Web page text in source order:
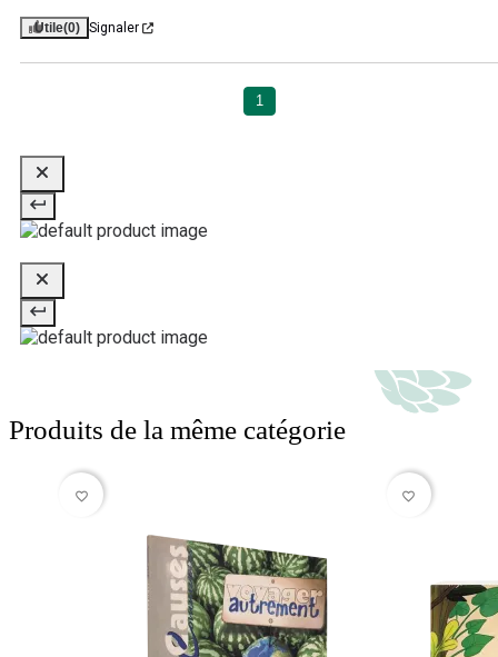
Utile(0) Signaler
1
Produits de la même catégorie
favorite_border favorite_border